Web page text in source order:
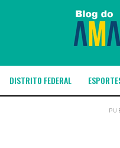
DISTRITO FEDERAL